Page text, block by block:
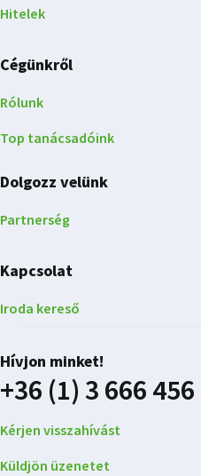
Hitelek
Cégünkről
Rólunk
Top tanácsadóink
Dolgozz velünk
Partnerség
Kapcsolat
Iroda kereső
Hívjon minket!
+36 (1) 3 666 456
Kérjen visszahívást
Küldjön üzenetet